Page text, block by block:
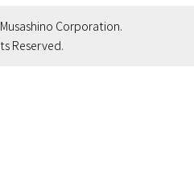
Corporation.
Reserved.